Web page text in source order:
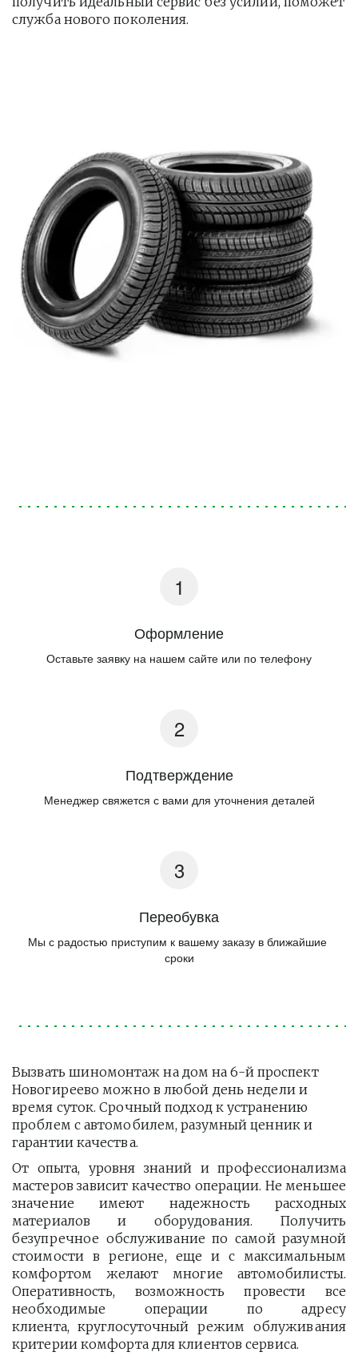
служба нового поколения.
Оформление
Оставьте заявку на нашем сайте или по телефону
Подтверждение
Менеджер свяжется с вами для уточнения деталей
Переобувка
Мы с радостью приступим к вашему заказу в ближайшие
сроки
Вызвать шиномонтаж на дом на 6-й проспект
Новогиреево можно в любой день недели и
время суток. Срочный подход к устранению
проблем с автомобилем, разумный ценник и
гарантии качества.
От опыта, уровня знаний и профессионализма
мастеров зависит качество операции. Не меньшее
значение имеют надежность расходных
материалов и оборудования. Получить
безупречное обслуживание по самой разумной
стоимости в регионе, еще и с максимальным
комфортом желают многие автомобилисты.
Оперативность, возможность провести все
необходимые операции по адресу
клиента, круглосуточный режим облуживания
критерии комфорта для клиентов сервиса.